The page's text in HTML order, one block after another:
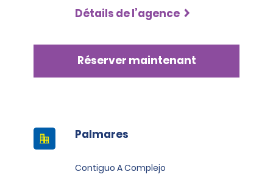
Détails de l’agence
Réserver maintenant
Palmares
Contiguo A Complejo